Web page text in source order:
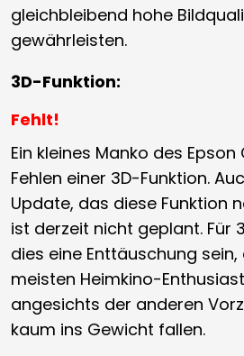
gleichbleibend hohe
gewährleisten.
3D-Funktion:
Fehlt!
Ein kleines Manko des Epson
Fehlen einer 3D-Funktion.
Update, das diese Funktion
ist derzeit nicht geplant. Für
dies eine Enttäuschung
meisten Heimkino-
angesichts der anderen
kaum ins Gewicht fallen.